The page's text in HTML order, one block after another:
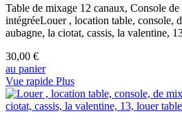
Table de mixage 12 canaux, Console
intégréeLouer , location table, console,
aubagne, la ciotat, cassis, la valentine,
30,00 €
au panier
Vue rapide Plus